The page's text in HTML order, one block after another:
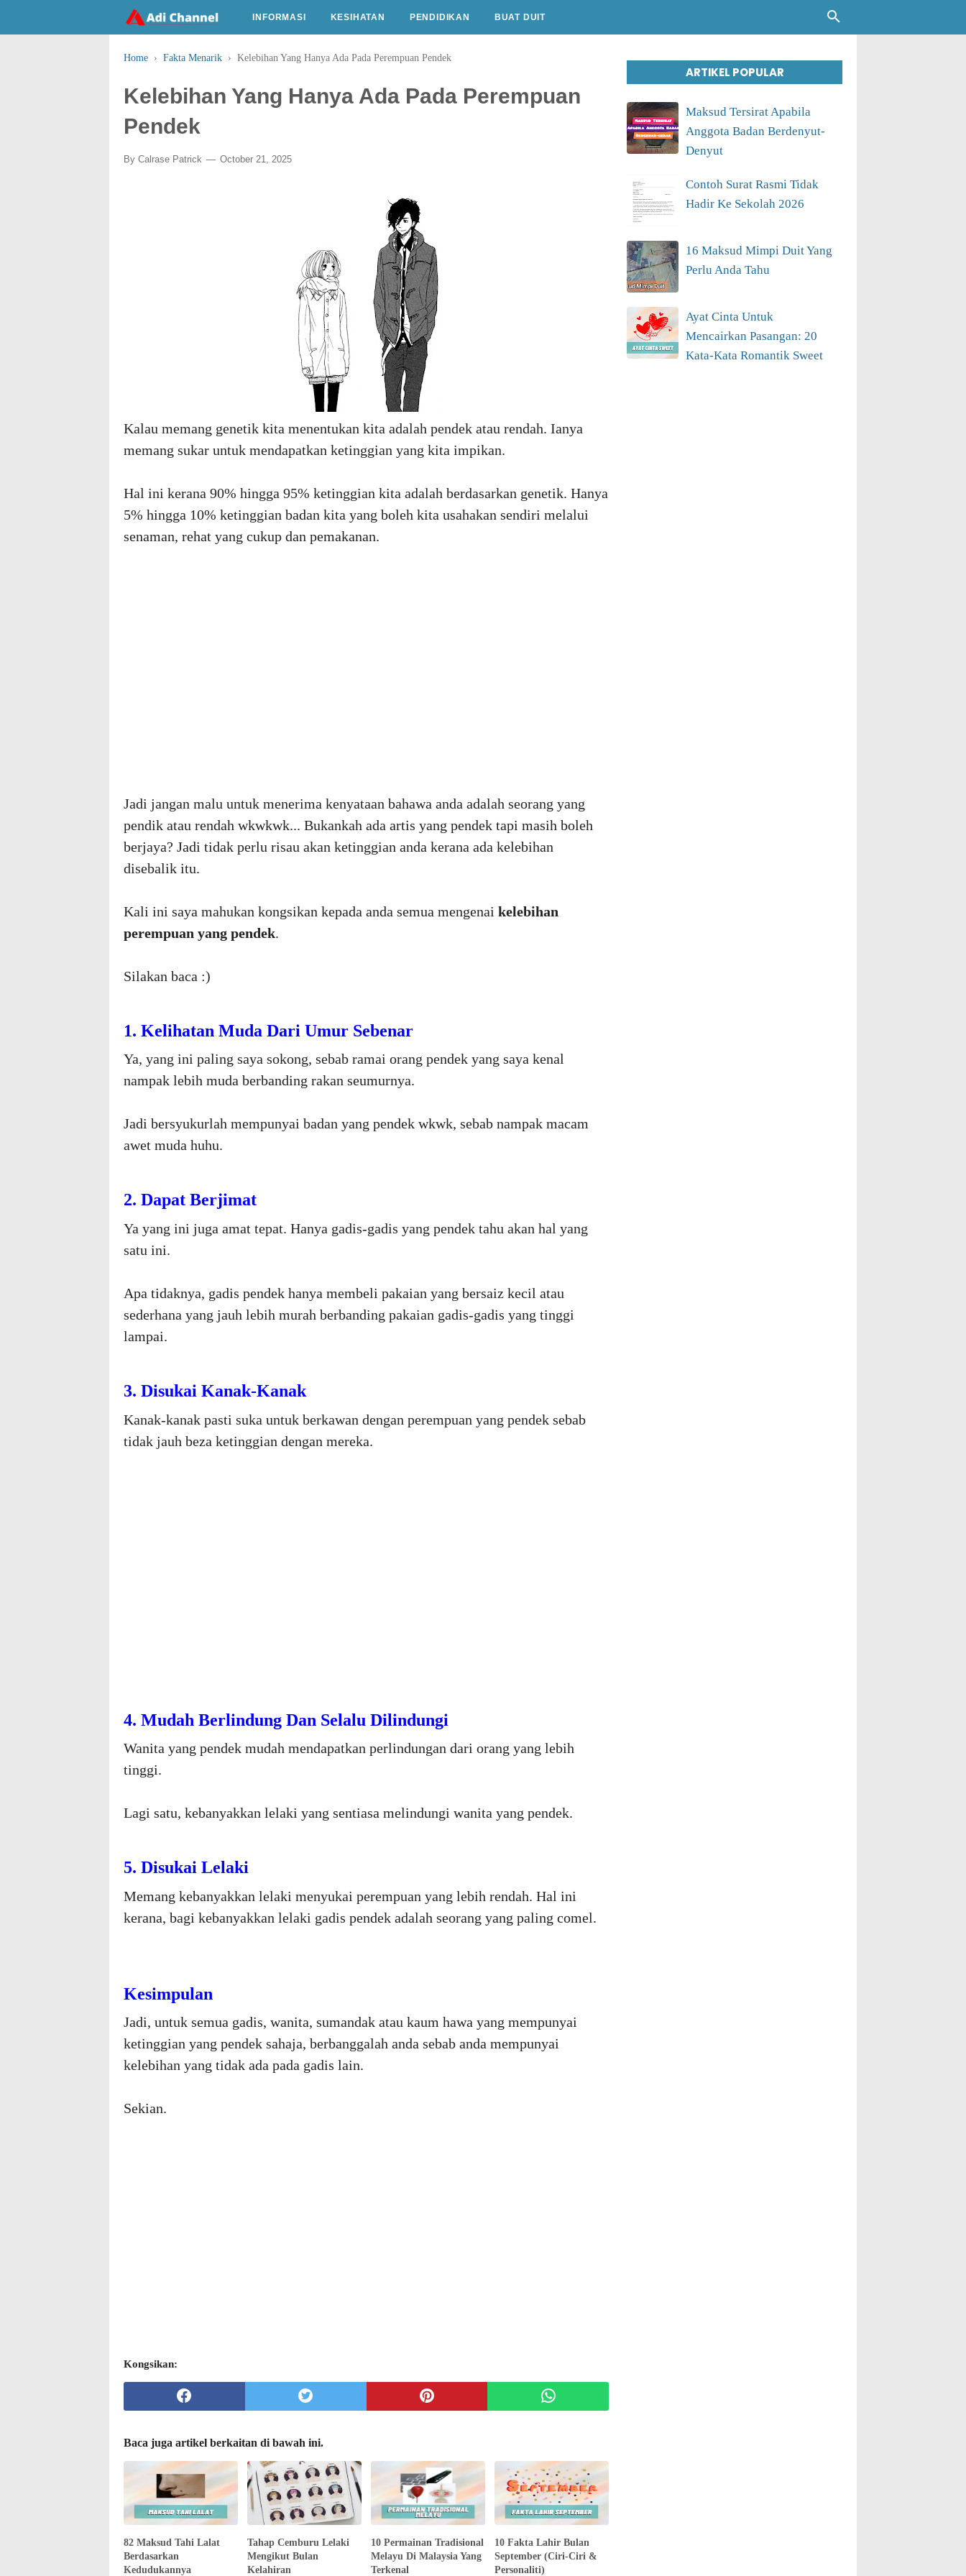
INFORMASI KESIHATAN PENDIDIKAN BUAT DUIT
Home › Fakta Menarik › Kelebihan Yang Hanya Ada Pada Perempuan Pendek
Kelebihan Yang Hanya Ada Pada Perempuan
Pendek
By Calrase Patrick October 21, 2025
Kalau memang genetik kita menentukan kita adalah pendek atau rendah. Ianya
memang sukar untuk mendapatkan ketinggian yang kita impikan.
Hal ini kerana 90% hingga 95% ketinggian kita adalah berdasarkan genetik. Hanya
5% hingga 10% ketinggian badan kita yang boleh kita usahakan sendiri melalui
senaman, rehat yang cukup dan pemakanan.
Jadi jangan malu untuk menerima kenyataan bahawa anda adalah seorang yang
pendik atau rendah wkwkwk... Bukankah ada artis yang pendek tapi masih boleh
berjaya? Jadi tidak perlu risau akan ketinggian anda kerana ada kelebihan
disebalik itu.
Kali ini saya mahukan kongsikan kepada anda semua mengenai kelebihan
perempuan yang pendek.
Silakan baca :)
1. Kelihatan Muda Dari Umur Sebenar
Ya, yang ini paling saya sokong, sebab ramai orang pendek yang saya kenal
nampak lebih muda berbanding rakan seumurnya.
Jadi bersyukurlah mempunyai badan yang pendek wkwk, sebab nampak macam
awet muda huhu.
2. Dapat Berjimat
Ya yang ini juga amat tepat. Hanya gadis-gadis yang pendek tahu akan hal yang
satu ini.
Apa tidaknya, gadis pendek hanya membeli pakaian yang bersaiz kecil atau
sederhana yang jauh lebih murah berbanding pakaian gadis-gadis yang tinggi
lampai.
3. Disukai Kanak-Kanak
Kanak-kanak pasti suka untuk berkawan dengan perempuan yang pendek sebab
tidak jauh beza ketinggian dengan mereka.
4. Mudah Berlindung Dan Selalu Dilindungi
Wanita yang pendek mudah mendapatkan perlindungan dari orang yang lebih
tinggi.
Lagi satu, kebanyakkan lelaki yang sentiasa melindungi wanita yang pendek.
5. Disukai Lelaki
Memang kebanyakkan lelaki menyukai perempuan yang lebih rendah. Hal ini
kerana, bagi kebanyakkan lelaki gadis pendek adalah seorang yang paling comel.
Kesimpulan
Jadi, untuk semua gadis, wanita, sumandak atau kaum hawa yang mempunyai
ketinggian yang pendek sahaja, berbanggalah anda sebab anda mempunyai
kelebihan yang tidak ada pada gadis lain.
Sekian.
Kongsikan:
Baca juga artikel berkaitan di bawah ini.
82 Maksud Tahi Lalat
Berdasarkan
Kedudukannya
Tahap Cemburu Lelaki
Mengikut Bulan
Kelahiran
10 Permainan Tradisional
Melayu Di Malaysia Yang
Terkenal
10 Fakta Lahir Bulan
September (Ciri-Ciri &
Personaliti)
ARTIKEL POPULAR
Maksud Tersirat Apabila
Anggota Badan Berdenyut-
Denyut
Contoh Surat Rasmi Tidak
Hadir Ke Sekolah 2026
16 Maksud Mimpi Duit Yang
Perlu Anda Tahu
Ayat Cinta Untuk
Mencairkan Pasangan: 20
Kata-Kata Romantik Sweet